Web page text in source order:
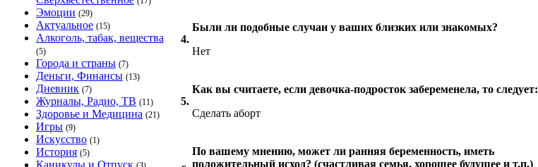
Эмоции (29)
Актуальное (15)
Алкоголь, табак, вещества
(5)
Города и страны (7)
Деньги, Финансы (13)
Дневник (7)
Журналы, Радио, ТВ (11)
Здоровье и Медицина (21)
Игры (9)
Искусство (1)
История (5)
Каникулы и Отпуск
4.
Были ли подобные случаи у ваших близких или знакомых?
Нет
5.
Как вы считаете, если девочка-подросток забеременела, то следует:
Сделать аборт
По вашему мнению, может ли ранняя беременность, иметь
положительный исход? (счастливая семья, хорошее будущее и т.п.)